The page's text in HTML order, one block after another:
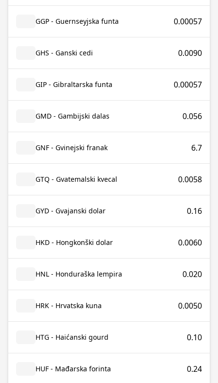
GGP - Guernseyjska funta 0.00057
GHS - Ganski cedi 0.0090
GIP - Gibraltarska funta 0.00057
GMD - Gambijski dalas 0.056
GNF - Gvinejski franak 6.7
GTQ - Gvatemalski kvecal 0.0058
GYD - Gvajanski dolar 0.16
HKD - Hongkonški dolar 0.0060
HNL - Honduraška lempira 0.020
HRK - Hrvatska kuna 0.0050
HTG - Haićanski gourd 0.10
HUF - Mađarska forinta 0.24